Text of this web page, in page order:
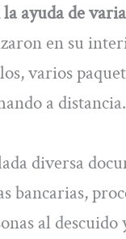
ayuda de
en su
varios
a distancia.
diversa
bancarias,
al descuido